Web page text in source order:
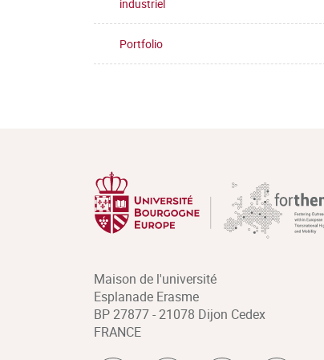
industriel
Portfolio
Maison de l'université
Esplanade Erasme
BP 27877 - 21078 Dijon Cedex
FRANCE